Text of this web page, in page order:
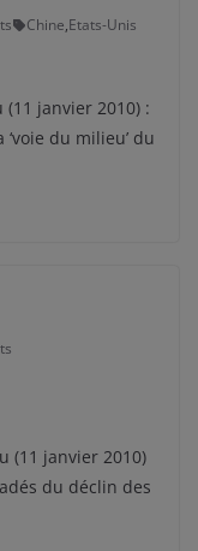
Chine,Etats-Unis
janvier 2010) :
du milieu’ du
(11 janvier 2010)
du déclin des